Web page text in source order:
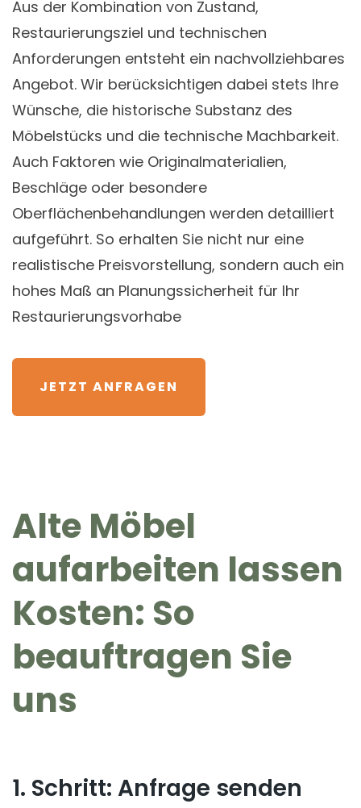
Aus der Kombination von Zustand,
Restaurierungsziel und technischen
Anforderungen entsteht ein nachvollziehbares
Angebot. Wir berücksichtigen dabei stets Ihre
Wünsche, die historische Substanz des
Möbelstücks und die technische Machbarkeit.
Auch Faktoren wie Originalmaterialien,
Beschläge oder besondere
Oberflächenbehandlungen werden detailliert
aufgeführt. So erhalten Sie nicht nur eine
realistische Preisvorstellung, sondern auch ein
hohes Maß an Planungssicherheit für Ihr
Restaurierungsvorhabe
JETZT ANFRAGEN
Alte Möbel
aufarbeiten lassen
Kosten: So
beauftragen Sie
uns
1. Schritt: Anfrage senden